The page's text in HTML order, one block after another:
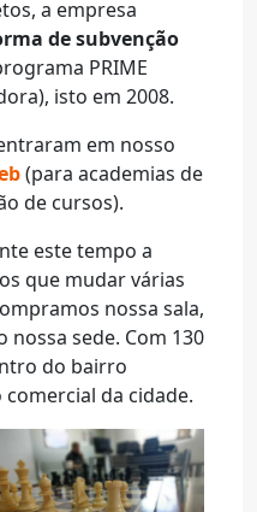
a empresa
de subvenção
PRIME
isto em 2008.
em nosso
(para academias de
de cursos).
este tempo a
que mudar várias
nossa sala,
sede. Com 130
do bairro
da cidade.